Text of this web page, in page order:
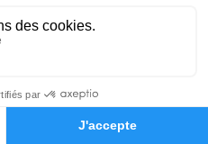
Hommages
Je rends hommage